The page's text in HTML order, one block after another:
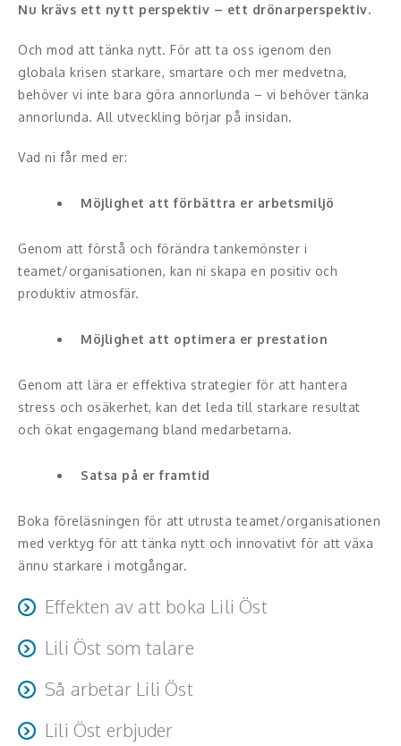
Underhållning
Affärsnytta
Effektivitet, framgång
Framtid, trender
Försäljning, marknadsföring, service,
kundfokus
organisationsutveckling
Innovation, kreativitet, entreprenörskap,
intraprenörskap
Kommunikation och media
Ledarskap, medarbetarskap, HR
Miljö, hållbar utveckling
Målsättning, motivation, attityd
Mångfald och integration
Omvärld, politik, juridik
Pedagogik, skola, föräldraskap
Nu krävs ett nytt perspektiv – ett drönarperspektiv.
Och mod att tänka nytt. För att ta oss igenom den
globala krisen starkare, smartare och mer medvetna,
behöver vi inte bara göra annorlunda – vi behöver tänka
annorlunda. All utveckling börjar på insidan.
Vad ni får med er:
Möjlighet att förbättra er arbetsmiljö
Genom att förstå och förändra tankemönster i
teamet/organisationen, kan ni skapa en positiv och
produktiv atmosfär.
Möjlighet att optimera er prestation
Genom att lära er effektiva strategier för att hantera
stress och osäkerhet, kan det leda till starkare resultat
och ökat engagemang bland medarbetarna.
Satsa på er framtid
Boka föreläsningen för att utrusta teamet/organisationen
med verktyg för att tänka nytt och innovativt för att växa
ännu starkare i motgångar.
Effekten av att boka Lili Öst
Här är några av de positiva effekterna som du kan
och motivera sin publik. Hennes föreläsningar är fyllda
Lili Öst som talare
Lili inspirerar med humor, värme och hög igenkänning och
lockar till eftertanke. Hon utmanar begränsande
sanningar och målar upp en helt ny karta för många.
Så arbetar Lili Öst
Oavsett vilken nivå av engagemang eller längd på
utvecklingsresan som behövs, är Lili Öst utrustad med
Lili Öst erbjuder